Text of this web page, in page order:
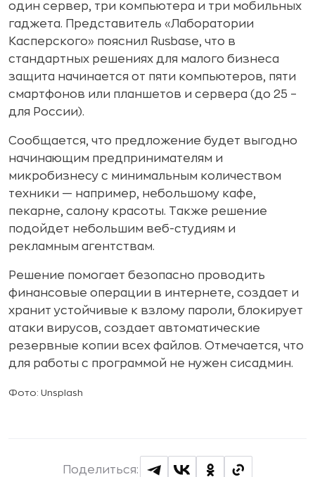
один сервер, три компьютера и три мобильных
гаджета. Представитель «Лаборатории
Касперского» пояснил Rusbase, что в
стандартных решениях для малого бизнеса
защита начинается от пяти компьютеров, пяти
смартфонов или планшетов и сервера (до 25 –
для России).
Сообщается, что предложение будет выгодно
начинающим предпринимателям и
микробизнесу с минимальным количеством
техники — например, небольшому кафе,
пекарне, салону красоты. Также решение
подойдет небольшим веб-студиям и
рекламным агентствам.
Решение помогает безопасно проводить
финансовые операции в интернете, создает и
хранит устойчивые к взлому пароли, блокирует
атаки вирусов, создает автоматические
резервные копии всех файлов. Отмечается, что
для работы с программой не нужен сисадмин.
Фото: Unsplash
Поделиться: